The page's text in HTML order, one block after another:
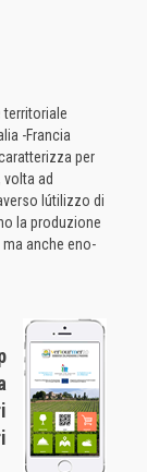
-Francia
per
ad
lútilizzo di
la produzione
anche eno-